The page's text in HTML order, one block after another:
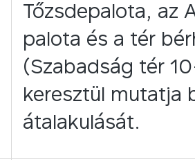
Tőzsdepalota, az
palota és a tér
(Szabadság tér
keresztül mutatja
átalakulását.